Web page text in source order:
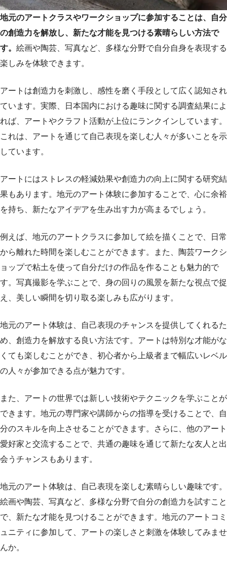
地元のアートクラスやワークショップに参加することは、自分
の創造力を解放し、新たな才能を見つける素晴らしい方法で
す。 絵画や陶芸、写真など、多様な分野で自分自身を表現する
楽しみを体験できます。
アートは創造力を刺激し、感性を磨く手段として広く認知され
ています。実際、日本国内における趣味に関する調査結果によ
れば、アートやクラフト活動が上位にランクインしています。
これは、アートを通じて自己表現を楽しむ人々が多いことを示
しています。
アートにはストレスの軽減効果や創造力の向上に関する研究結
果もあります。地元のアート体験に参加することで、心に余裕
を持ち、新たなアイデアを生み出す力が高まるでしょう。
例えば、地元のアートクラスに参加して絵を描くことで、日常
から離れた時間を楽しむことができます。また、陶芸ワークシ
ョップで粘土を使って自分だけの作品を作ることも魅力的で
す。写真撮影を学ぶことで、身の回りの風景を新たな視点で捉
え、美しい瞬間を切り取る楽しみも広がります。
地元のアート体験は、自己表現のチャンスを提供してくれるた
め、創造力を解放する良い方法です。アートは特別な才能がな
くても楽しむことができ、初心者から上級者まで幅広いレベル
の人々が参加できる点が魅力です。
また、アートの世界では新しい技術やテクニックを学ぶことが
できます。地元の専門家や講師からの指導を受けることで、自
分のスキルを向上させることができます。さらに、他のアート
愛好家と交流することで、共通の趣味を通じて新たな友人と出
会うチャンスもあります。
地元のアート体験は、自己表現を楽しむ素晴らしい趣味です。
絵画や陶芸、写真など、多様な分野で自分の創造力を試すこと
で、新たな才能を見つけることができます。地元のアートコミ
ュニティに参加して、アートの楽しさと刺激を体験してみませ
んか。